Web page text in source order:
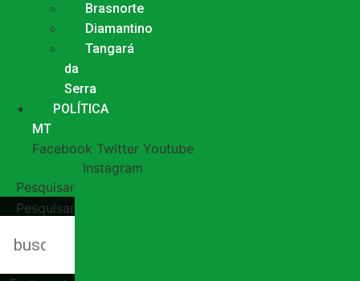
Brasnorte
Diamantino
Tangará
da
Serra
POLÍTICA
MT
Facebook Twitter Youtube
Instagram
Pesquisar
Pesquisar